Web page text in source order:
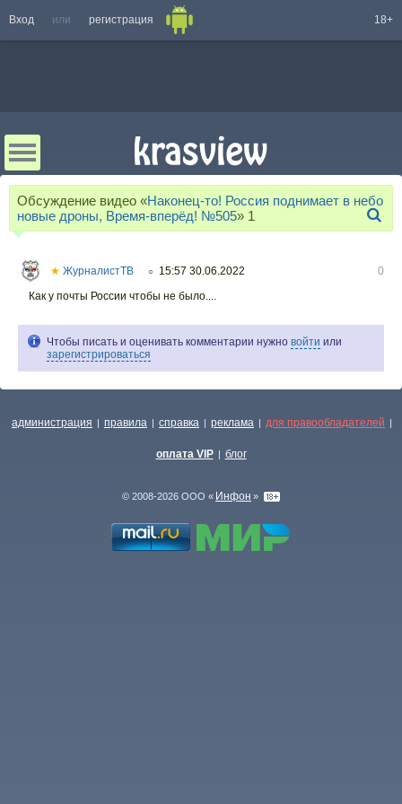
Вход или регистрация 18+
Обсуждение видео «Наконец-то! Россия поднимает в небо
новые дроны, Время-вперёд! №505» 1
★ ЖурналистТВ ○ 15:57 30.06.2022
0
Как у почты России чтобы не было....
Чтобы писать и оценивать комментарии нужно войти или
зарегистрироваться
администрация | правила | справка | реклама | для правообладателей |
оплата VIP | блог
© 2008-2026 ООО « Инфон »